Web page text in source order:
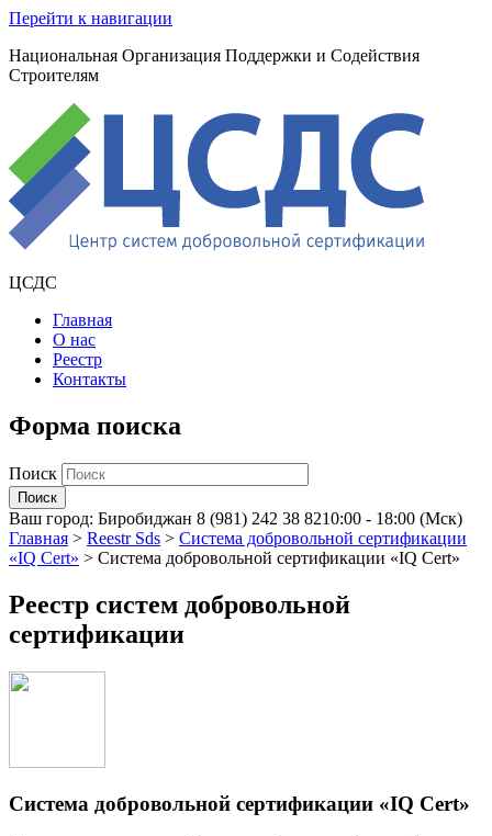
Перейти к навигации
Национальная Организация Поддержки и Содействия
Строителям
ЦСДС
Главная
О нас
Реестр
Контакты
Форма поиска
Поиск
Ваш город: Биробиджан 8 (981) 242 38 8210:00 - 18:00 (Мск)
Главная > Reestr Sds > Система добровольной сертификации
«IQ Cert» > Система добровольной сертификации «IQ Cert»
Реестр систем добровольной
сертификации
Система добровольной сертификации «IQ Cert»